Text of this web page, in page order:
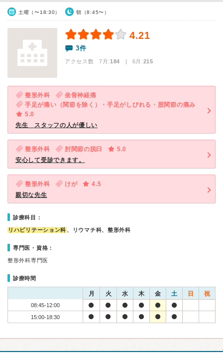
土曜（〜18:30） 朝（8:45〜）
4.21
3件
アクセス数 7月:184 | 6月:215
整形外科
坐骨神経痛
手足が痛い（関節を除く）・手足がしびれる・股関節の痛み
5.0
先生 スタッフの人が優しい
整形外科 肘関節の脱臼
5.0
安心して受診できます。
整形外科 けが
4.5
親切な先生
診療科目：
リハビリテーション科 、リウマチ科、整形外科
専門医・資格：
整形外科専門医
診療時間
月 火 水 木 金 土 日 祝
08:45-12:00
15:00-18:30